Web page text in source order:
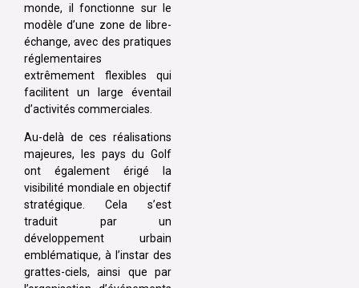
monde, il fonctionne sur le
modèle d’une zone de libre-
échange, avec des pratiques
réglementaires
extrêmement flexibles qui
facilitent un large éventail
d’activités commerciales.
Au-delà de ces réalisations
majeures, les pays du Golf
ont également érigé la
visibilité mondiale en objectif
stratégique. Cela s’est
traduit par un
développement urbain
emblématique, à l’instar des
grattes-ciels, ainsi que par